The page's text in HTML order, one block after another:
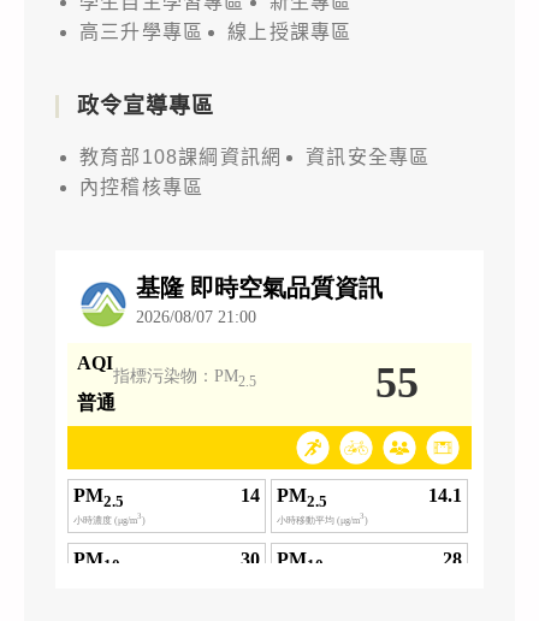
高三升學專區
線上授課專區
政令宣導專區
教育部108課綱資訊網
資訊安全專區
內控稽核專區